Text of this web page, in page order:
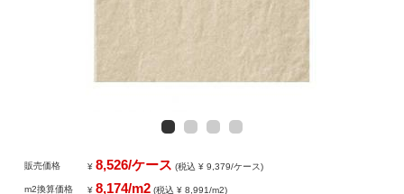
販売価格 ¥8,526/ケース (税込 ¥ 9,379/ケース)
m2換算価格 ¥8,174/m2 (税込 ¥ 8,991/m2)